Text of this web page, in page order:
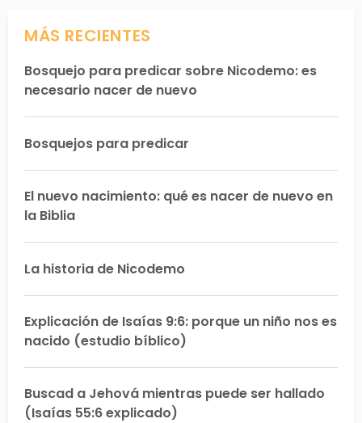
MÁS RECIENTES
Bosquejo para predicar sobre Nicodemo: es
necesario nacer de nuevo
Bosquejos para predicar
El nuevo nacimiento: qué es nacer de nuevo en
la Biblia
La historia de Nicodemo
Explicación de Isaías 9:6: porque un niño nos es
nacido (estudio bíblico)
Buscad a Jehová mientras puede ser hallado
(Isaías 55:6 explicado)